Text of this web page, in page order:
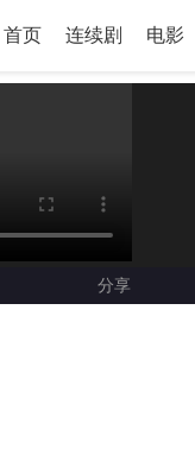
首页 连续剧 电影
分享